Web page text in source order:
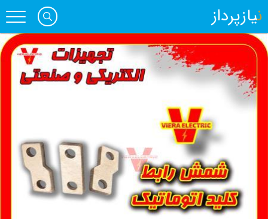
نیازپرداز